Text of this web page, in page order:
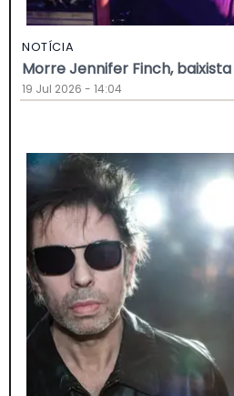
NOTÍCIA
Morre Jennifer Finch, baixista
19 Jul 2026 - 14:04